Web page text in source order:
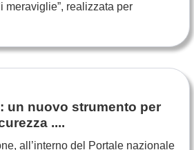
meraviglie”, realizzata per
un nuovo strumento per
....
all’interno del Portale nazionale